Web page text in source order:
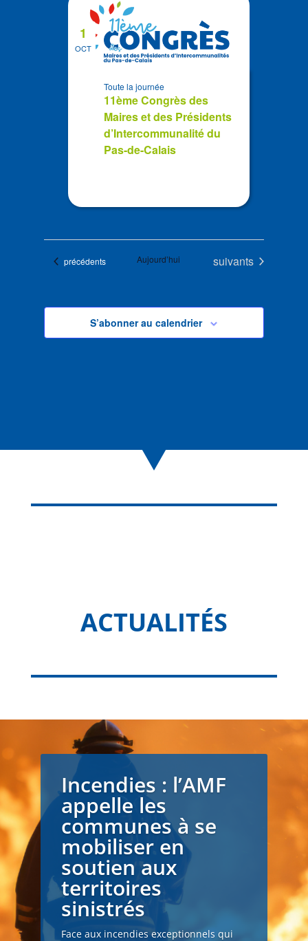
OCT
1
11ème Congrès des
Maires et des Présidents
d’Intercommunalité du
Pas-de-Calais
Toute la journée
Évènements
précédents Aujourd’hui Évènements
suivants
S’abonner au calendrier
ACTUALITÉS
Incendies : l’AMF
appelle les
communes à se
mobiliser en
soutien aux
territoires
sinistrés
Face aux incendies exceptionnels qui